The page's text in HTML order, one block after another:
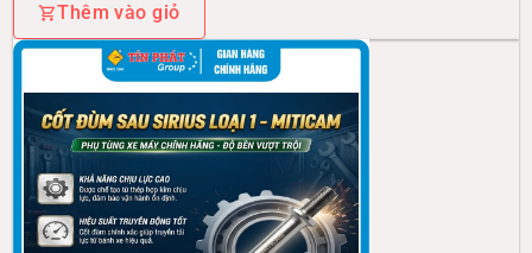
Thêm vào giỏ